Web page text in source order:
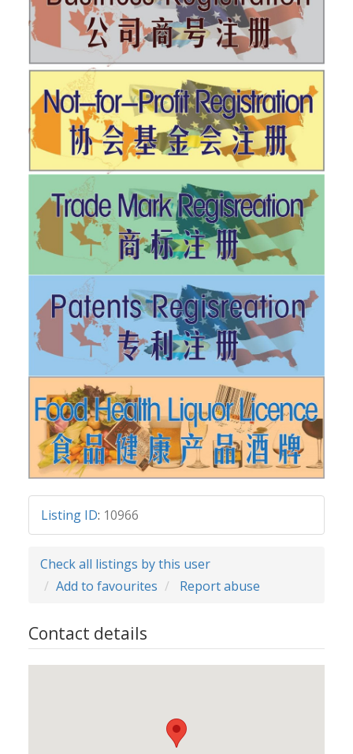
Listing ID: 10966
Check all listings by this user
Add to favourites
Report abuse
Contact details